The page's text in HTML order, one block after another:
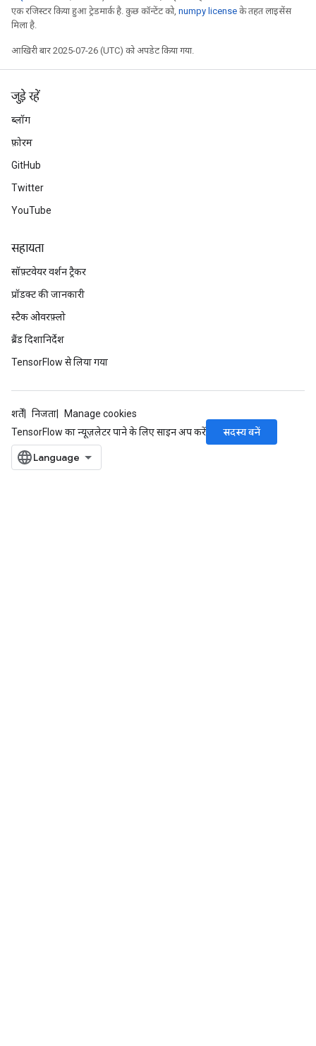
एक रजिस्टर किया हुआ ट्रेडमार्क है. कुछ कॉन्टेंट को, numpy license के तहत लाइसेंस
मिला है.
आखिरी बार 2025-07-26 (UTC) को अपडेट किया गया.
जुड़े रहें
ब्लॉग
फ़ोरम
GitHub
Twitter
YouTube
सहायता
सॉफ़्टवेयर वर्शन ट्रैकर
प्रॉडक्ट की जानकारी
स्टैक ओवरफ़्लो
ब्रैंड दिशानिर्देश
TensorFlow से लिया गया
शर्तें निजता
Manage cookies
TensorFlow का न्यूज़लेटर पाने के लिए साइन अप करें
सदस्य बनें